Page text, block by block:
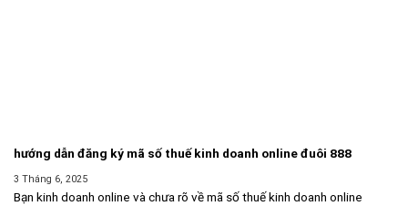
hướng dẫn đăng ký mã số thuế kinh doanh online đuôi 888
3 Tháng 6, 2025
Bạn kinh doanh online và chưa rõ về mã số thuế kinh doanh online